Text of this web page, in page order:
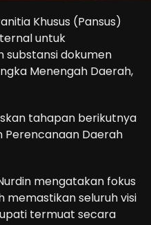
Khusus (Pansus)
untuk
substansi dokumen
Menengah Daerah,
tahapan berikutnya
Perencanaan Daerah
mengatakan fokus
seluruh visi
termuat secara